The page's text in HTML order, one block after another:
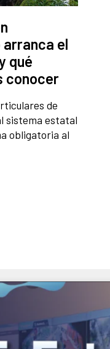
arranca el
qué
conocer
de
sistema estatal
obligatoria al